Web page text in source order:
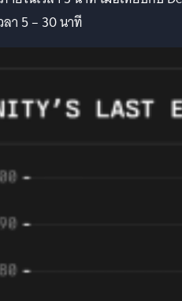
ลา 5 – 30 นาที